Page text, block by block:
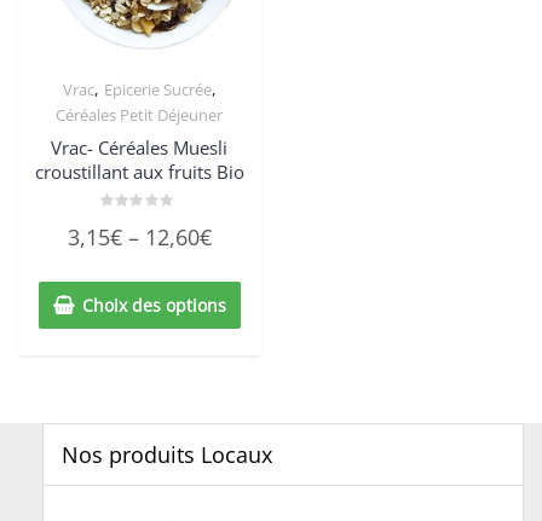
Vrac, Epicerie Sucrée,
Céréales Petit Déjeuner
Vrac- Céréales Muesli
croustillant aux fruits Bio
0
3,15€– 12,60€
Choix des options
Nos produits Locaux